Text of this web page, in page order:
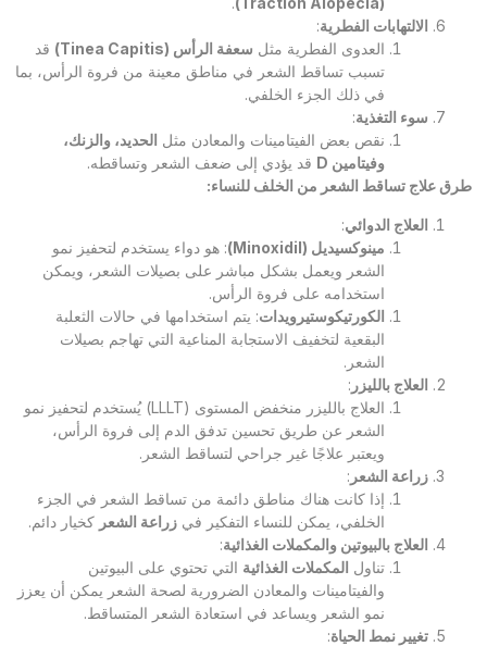
الالتهابات الفطرية:
العدوى الفطرية مثل سعفة الرأس (Tinea Capitis)
قد
تسبب تساقط الشعر في مناطق معينة من فروة الرأس، بما
في ذلك الجزء الخلفي.
سوء التغذية:
نقص بعض الفيتامينات والمعادن مثل الحديد، والزنك،
وفيتامين
قد يؤدي إلى ضعف الشعر وتساقطه.
طرق علاج تساقط الشعر من الخلف للنساء:
العلاج الدوائي:
مينوكسيديل (Minoxidil)
: هو دواء يستخدم لتحفيز نمو
الشعر ويعمل بشكل مباشر على بصيلات الشعر، ويمكن
استخدامه على فروة الرأس.
الكورتيكوستيرويدات: يتم استخدامها في حالات الثعلبة
البقعية لتخفيف الاستجابة المناعية التي تهاجم بصيلات
الشعر.
العلاج بالليزر :
العلاج بالليزر منخفض المستوى (LLLT) يُستخدم لتحفيز نمو
الشعر عن طريق تحسين تدفق الدم إلى فروة الرأس،
ويعتبر علاجًا غير جراحي لتساقط الشعر.
زراعة الشعر :
إذا كانت هناك مناطق دائمة من تساقط الشعر في الجزء
الخلفي، يمكن للنساء التفكير في زراعة الشعر كخيار دائم.
العلاج بالبيوتين والمكملات الغذائية:
تناول المكملات الغذائية التي تحتوي على البيوتين
والفيتامينات والمعادن الضرورية لصحة الشعر يمكن أن يعزز
نمو الشعر ويساعد في استعادة الشعر المتساقط.
تغيير نمط الحياة: